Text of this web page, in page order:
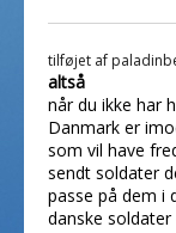
tilføjet af
altså
når du ikke har
Danmark er
som vil have
sendt soldater
passe på dem i
danske